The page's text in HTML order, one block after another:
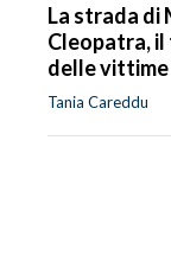
La strada di
Cleopatra,
delle vittime
Tania Careddu